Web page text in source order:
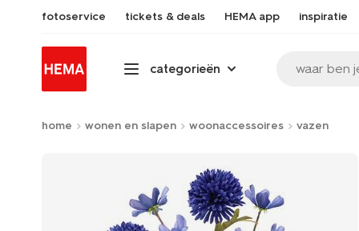
fotoservice tickets & deals HEMA app inspiratie
categorieën waar ben
home wonen en slapen woonaccessoires vazen